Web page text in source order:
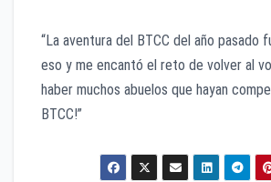
“La aventura del BTCC del año pasado
eso y me encantó el reto de volver al
haber muchos abuelos que hayan
BTCC!”